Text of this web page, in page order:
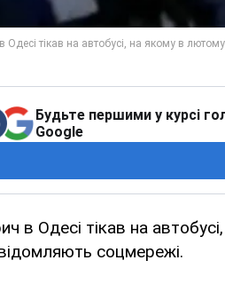
Будьте першими у курсі
Google
в Одесі тікав на
соцмережі.